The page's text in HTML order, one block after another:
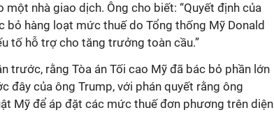
một nhà giao dịch. Ông cho biết: “Quyết định của
bỏ hàng loạt mức thuế do Tổng thống Mỹ Donald
tố hỗ trợ cho tăng trưởng toàn cầu.”
trước, rằng Tòa án Tối cao Mỹ đã bác bỏ phần lớn
đây của ông Trump, với phán quyết rằng ông
Mỹ để áp đặt các mức thuế đơn phương trên diện